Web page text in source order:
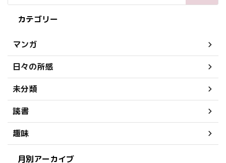
カテゴリー
マンガ
日々の所感
未分類
読書
趣味
月別アーカイブ